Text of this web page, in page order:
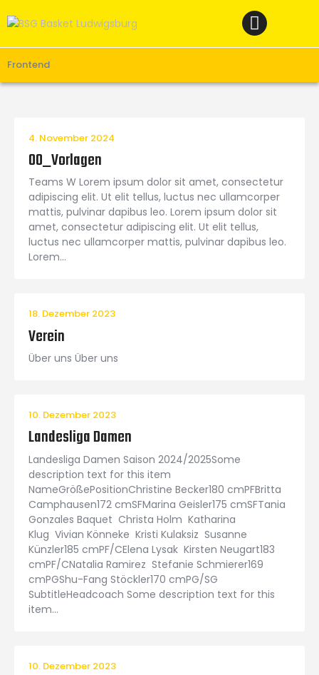
Frontend
Spielbetrieb
Unterstützen
Links
4. November 2024
00_Vorlagen
Teams W Lorem ipsum dolor sit amet, consectetur
adipiscing elit. Ut elit tellus, luctus nec ullamcorper
mattis, pulvinar dapibus leo. Lorem ipsum dolor sit
amet, consectetur adipiscing elit. Ut elit tellus,
luctus nec ullamcorper mattis, pulvinar dapibus leo.
Lorem…
18. Dezember 2023
Verein
Über uns Über uns
10. Dezember 2023
Landesliga Damen
Landesliga Damen Saison 2024/2025Some
description text for this item
NameGrößePositionChristine Becker180 cmPFBritta
Camphausen172 cmSFMarina Geisler175 cmSFTania
Gonzales Baquet Christa Holm Katharina
Klug Vivian Könneke Kristi Kulaksiz Susanne
Künzler185 cmPF/CElena Lysak Kirsten Neugart183
cmPF/CNatalia Ramirez Stefanie Schmierer169
cmPGShu-Fang Stöckler170 cmPG/SG
SubtitleHeadcoach Some description text for this
item…
10. Dezember 2023